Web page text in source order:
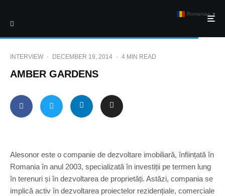
INTERVIEW · DECEMBER 19, 2014 · 4 MIN READ
AMBER GARDENS
Alesonor este o companie de dezvoltare imobiliară, înființată în
Romania în anul 2003, specializată în investiții pe termen lung
în terenuri și în dezvoltarea de proprietăți. Astăzi, compania se
implică activ în dezvoltarea proiectelor rezidențiale, comerciale
Romanian ▼